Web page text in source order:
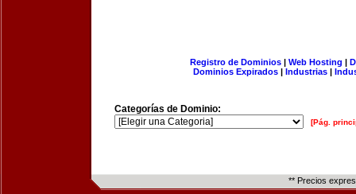
Registro de Dominios| Web Hosting |
Dominios Expirados | Industrias |
Categorías de Dominio:
[Pág.
** Precios